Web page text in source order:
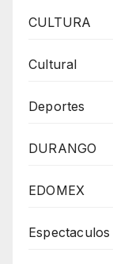
CULTURA
Cultural
Deportes
DURANGO
EDOMEX
Espectaculos